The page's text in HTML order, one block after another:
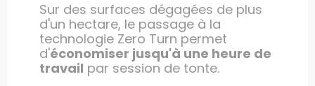
Sur des surfaces dégagées de plus
d'un hectare, le passage à la
technologie Zero Turn permet
d'économiser jusqu'à une heure de
travail par session de tonte.